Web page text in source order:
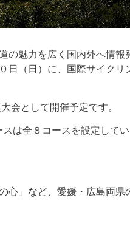
魅力を広く国内外へ情
（日）に、国際サイクリ
会として開催予定です。
は全８コースを設定して
」など、愛媛・広島両県